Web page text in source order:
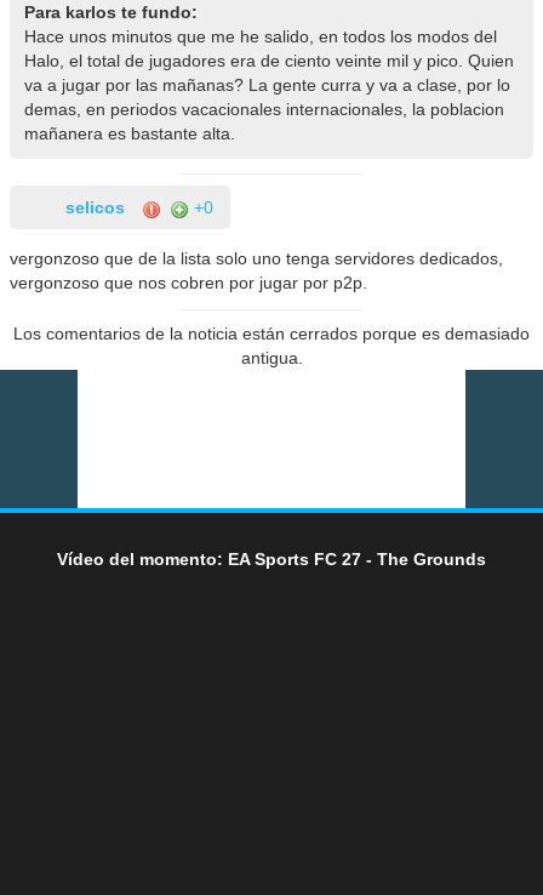
Para karlos te fundo:
Hace unos minutos que me he salido, en todos los modos del
Halo, el total de jugadores era de ciento veinte mil y pico. Quien
va a jugar por las mañanas? La gente curra y va a clase, por lo
demas, en periodos vacacionales internacionales, la poblacion
mañanera es bastante alta.
selicos +0
vergonzoso que de la lista solo uno tenga servidores dedicados,
vergonzoso que nos cobren por jugar por p2p.
Los comentarios de la noticia están cerrados porque es demasiado
antigua.
Vídeo del momento: EA Sports FC 27 - The Grounds